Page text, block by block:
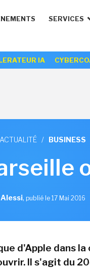
SERVICES
IA
/ BUSINESS
, publié le 17 Mai 2016
d'Apple dans la
Il s'agit du